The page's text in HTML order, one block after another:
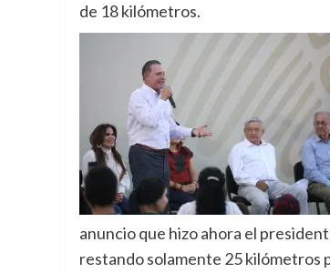
de 18 kilómetros.
anuncio que hizo ahora el
restando solamente 25 kilómetros